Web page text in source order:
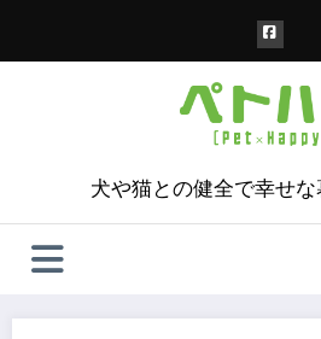
犬や猫との健全で幸せ